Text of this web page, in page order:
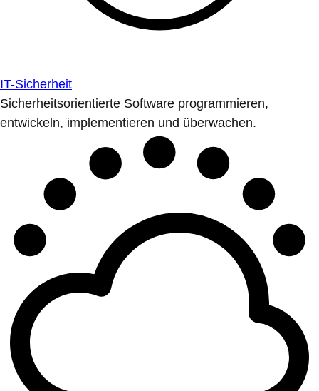
IT-Sicherheit
Sicherheitsorientierte Software programmieren,
entwickeln, implementieren und überwachen.